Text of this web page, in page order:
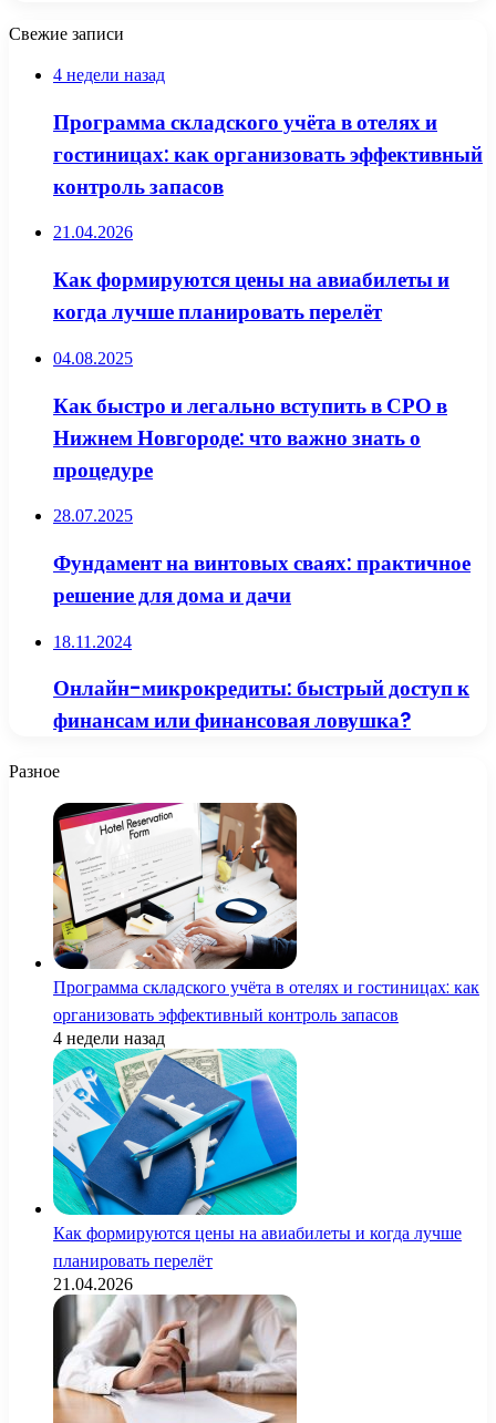
Свежие записи
4 недели назад
Программа складского учёта в отелях и
гостиницах: как организовать эффективный
контроль запасов
21.04.2026
Как формируются цены на авиабилеты и
когда лучше планировать перелёт
04.08.2025
Как быстро и легально вступить в СРО в
Нижнем Новгороде: что важно знать о
процедуре
28.07.2025
Фундамент на винтовых сваях: практичное
решение для дома и дачи
18.11.2024
Онлайн-микрокредиты: быстрый доступ к
финансам или финансовая ловушка?
Разное
Программа складского учёта в отелях и гостиницах: как
организовать эффективный контроль запасов
4 недели назад
Как формируются цены на авиабилеты и когда лучше
планировать перелёт
21.04.2026